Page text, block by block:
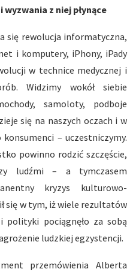
wyzwania z niej płynące
się rewolucja informatyczna,
i komputery, iPhony, iPady
w technice medycznej i
Widzimy wokół siebie
samoloty, podboje
się na naszych oczach i w
– uczestniczymy.
powinno rodzić szczęście,
ludźmi – a tymczasem
kryzys kulturowo-
się w tym, iż wiele rezultatów
pociągnęło za sobą
ludzkiej egzystencji.
przemówienia Alberta